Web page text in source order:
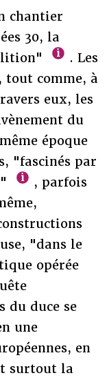
chantier
30, la
. Les
comme, à
eux, les
du
époque
"fascinés par
, parfois
"dans le
opérée
du duce se
une
en
surtout la